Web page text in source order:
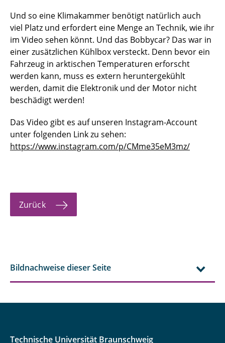
Und so eine Klimakammer benötigt natürlich auch
viel Platz und erfordert eine Menge an Technik, wie ihr
im Video sehen könnt. Und das Bobbycar? Das war in
einer zusätzlichen Kühlbox versteckt. Denn bevor ein
Fahrzeug in arktischen Temperaturen erforscht
werden kann, muss es extern heruntergekühlt
werden, damit die Elektronik und der Motor nicht
beschädigt werden!
Das Video gibt es auf unseren Instagram-Account
unter folgenden Link zu sehen:
https://www.instagram.com/p/CMme35eM3mz/
Zurück
Bildnachweise dieser Seite
Technische Universität Braunschweig